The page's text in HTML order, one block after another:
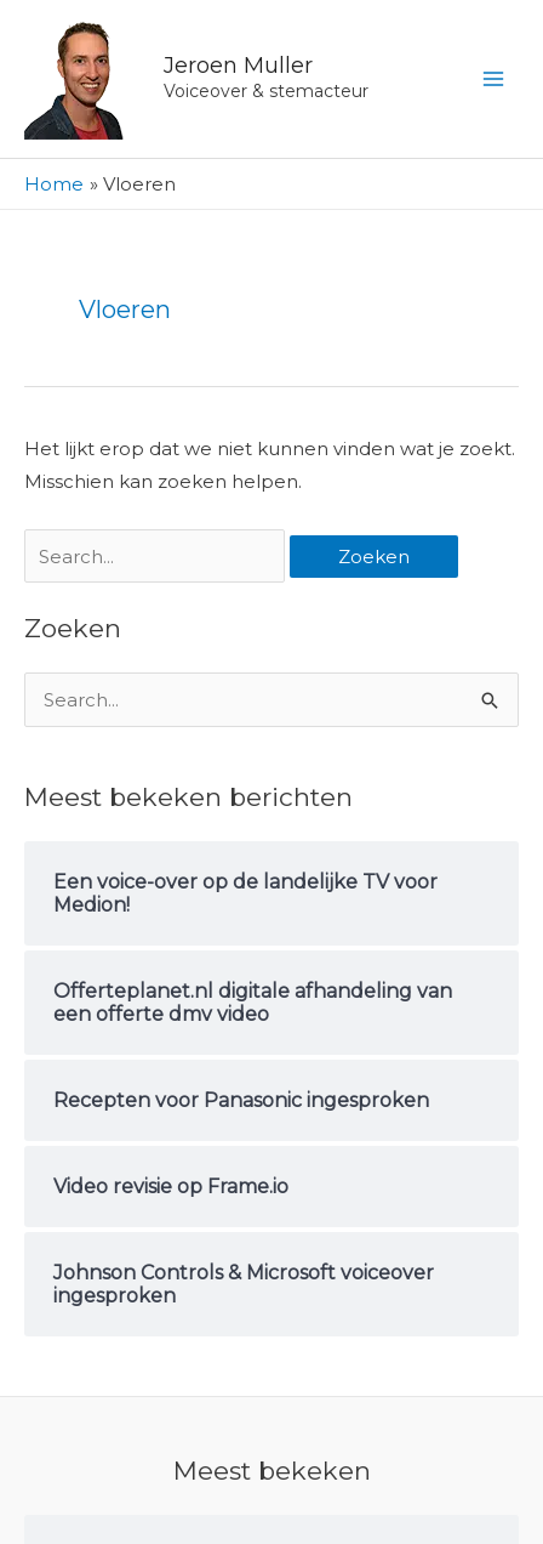
inhoud
Jeroen Muller
Voiceover & stemacteur
Home Vloeren
Vloeren
Het lijkt erop dat we niet kunnen vinden wat je zoekt.
Misschien kan zoeken helpen.
Zoeken
Meest bekeken berichten
Een voice-over op de landelijke TV voor
Medion!
Offerteplanet.nl digitale afhandeling van
een offerte dmv video
Recepten voor Panasonic ingesproken
Video revisie op Frame.io
Johnson Controls & Microsoft voiceover
ingesproken
Meest bekeken